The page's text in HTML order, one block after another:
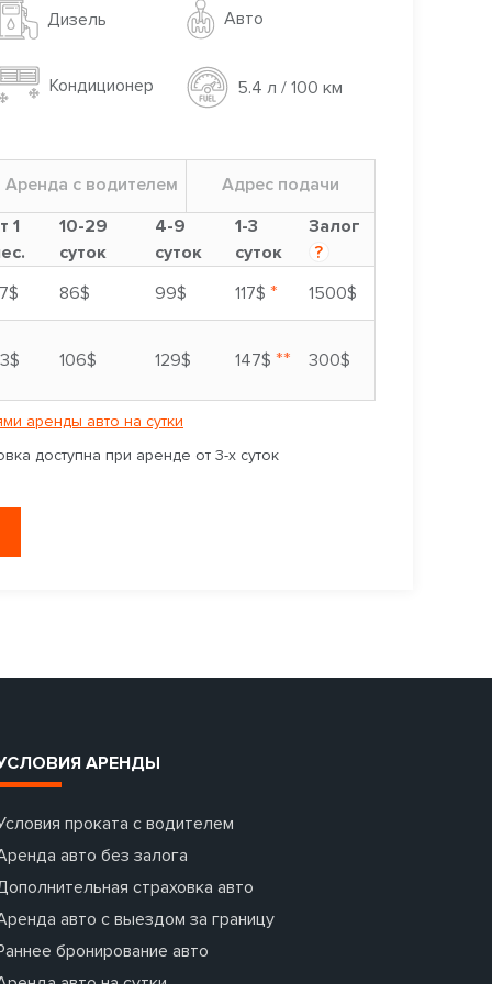
Дизель Авто
Кондиционер 5.4 л / 100 км
Аренда с водителем
Адрес подачи
1
10-29
суток
4-9
суток
1-3
суток
Залог
?
86$ 99$ 117$ * 1500$
106$ 129$ 147$ ** 300$
аренды авто на сутки
доступна при аренде от 3-х суток
АРЕНДЫ
проката с водителем
авто без залога
страховка авто
авто с выездом за границу
бронирование авто